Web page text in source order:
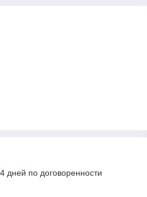
дней по договоренности